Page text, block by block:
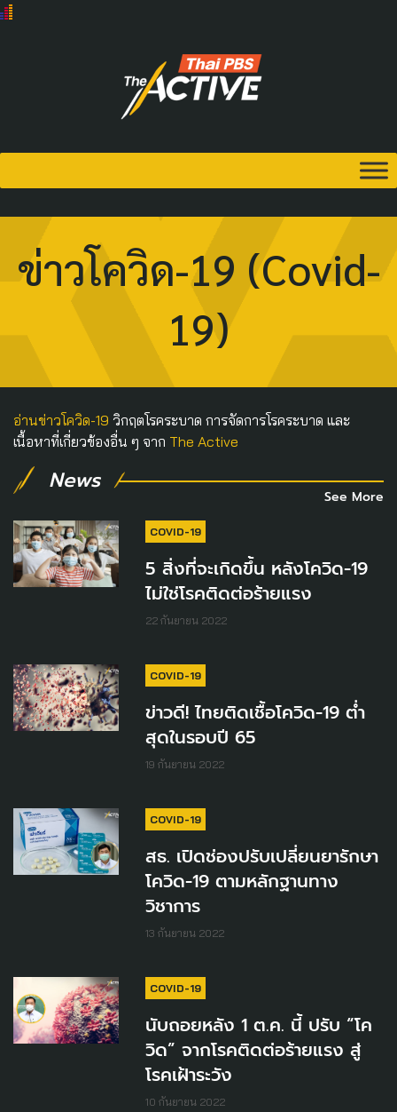
ข่าวโควิด-19 (Covid-
19)
อ่านข่าวโควิด-19 วิกฤตโรคระบาด การจัดการโรคระบาด และ
เนื้อหาที่เกี่ยวข้องอื่น ๆ จาก The Active
News
See More
COVID-19
5 สิ่งที่จะเกิดขึ้น หลังโควิด-19
ไม่ใช่โรคติดต่อร้ายแรง
22 กันยายน 2022
COVID-19
ข่าวดี! ไทยติดเชื้อโควิด-19 ต่ำ
สุดในรอบปี 65
19 กันยายน 2022
COVID-19
สธ. เปิดช่องปรับเปลี่ยนยารักษา
โควิด-19 ตามหลักฐานทาง
วิชาการ
13 กันยายน 2022
COVID-19
นับถอยหลัง 1 ต.ค. นี้ ปรับ “โค
วิด” จากโรคติดต่อร้ายแรง สู่
โรคเฝ้าระวัง
10 กันยายน 2022